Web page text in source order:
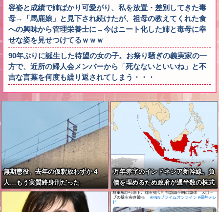
容姿と成績で姉ばかり可愛がり、私を放置・差別してきた毒
母→「馬鹿娘」と見下され続けたが、祖母の教えてくれた食
への興味から管理栄養士に→今はニート化した姉と毒母に幸
せな姿を見せつけてるｗｗｗ
90年ぶりに誕生した待望の女の子。お祭り騒ぎの義実家の一
方で、近所の婦人会メンバーから「死なないといいね」と不
吉な言葉を何度も繰り返されてしまう・・・
無期懲役、去年の仮釈放わずか４
人…もう実質終身刑だった
万年赤字のインドネシア新幹線。負
債を埋めるため政府が過半数の株式
を引き受ける